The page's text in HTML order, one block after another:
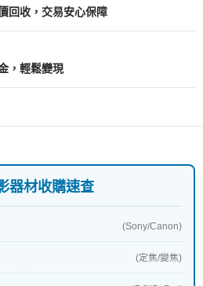
回收，交易安心保障
，輕鬆變現
器材收購速查
(Sony/Canon)
(定焦/變焦)